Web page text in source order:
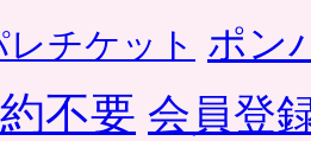
チケット ポン
不要 会員登